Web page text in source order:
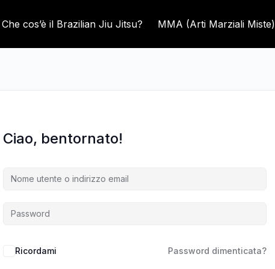
Che cos’è il Brazilian Jiu Jitsu? MMA (Arti Marziali Miste)
Ciao, bentornato!
Ricordami Password dimenticata?